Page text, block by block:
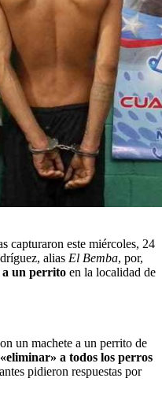
capturaron este miércoles, 24
alias El Bemba, por,
a un perrito en la localidad de
un machete a un perrito de
a todos los perros
pidieron respuestas por